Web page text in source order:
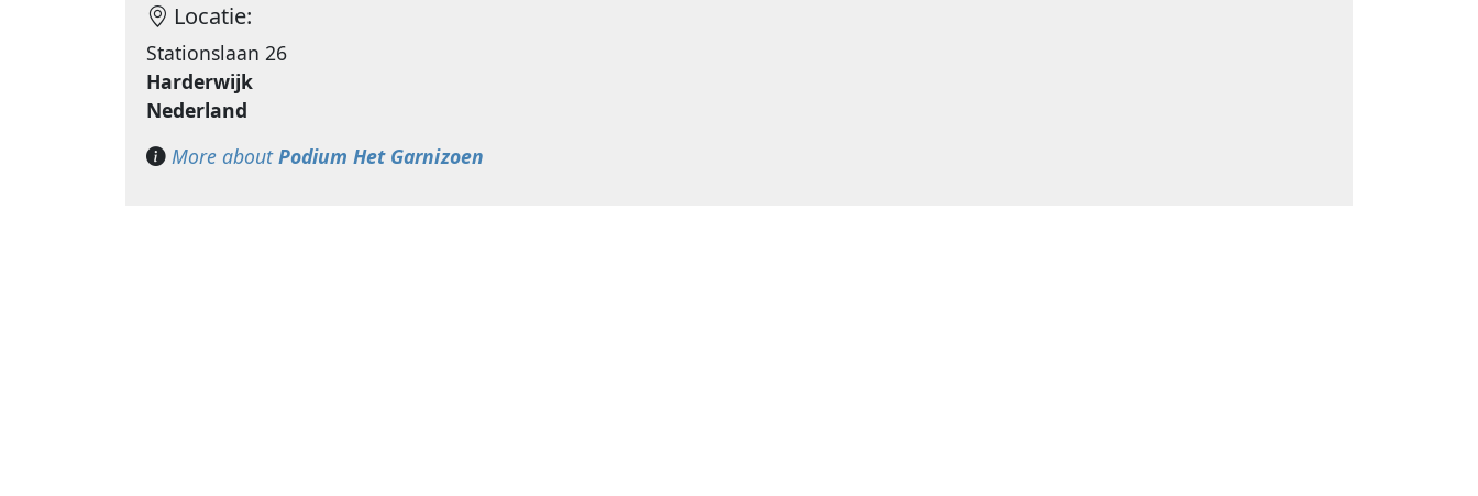
Locatie:
Stationslaan 26
Harderwijk
Nederland
More aboutPodium Het Garnizoen